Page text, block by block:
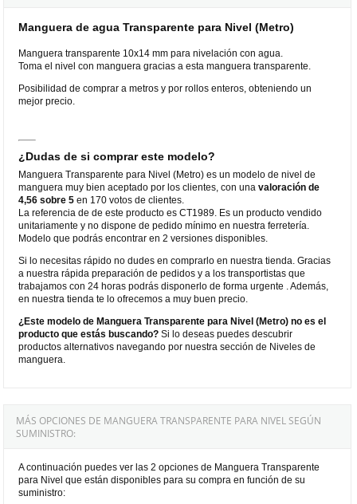
Manguera de agua Transparente para Nivel (Metro)
Manguera transparente 10x14 mm para nivelación con agua.
Toma el nivel con manguera gracias a esta manguera transparente.
Posibilidad de comprar a metros y por rollos enteros, obteniendo un
mejor precio.
¿Dudas de si comprar este modelo?
Manguera Transparente para Nivel (Metro) es un modelo de nivel de
manguera muy bien aceptado por los clientes, con unavaloración de
4,56 sobre 5 en 170 votos de clientes.
La referencia de de este producto es CT1989. Es un producto vendido
unitariamente y no dispone de pedido mínimo en nuestra ferretería.
Modelo que podrás encontrar en 2 versiones disponibles.
Si lo necesitas rápido no dudes en comprarlo en nuestra tienda. Gracias
a nuestra rápida preparación de pedidos y a los transportistas que
trabajamos con 24 horas podrás disponerlo de forma urgente . Además,
en nuestra tienda te lo ofrecemos a muy buen precio.
¿Este modelo de Manguera Transparente para Nivel (Metro) no es el
producto que estás buscando? Si lo deseas puedes descubrir
productos alternativos navegando por nuestra sección de Niveles de
manguera.
MÁS OPCIONES DE MANGUERA TRANSPARENTE PARA NIVEL SEGÚN
SUMINISTRO:
A continuación puedes ver las 2 opciones de Manguera Transparente
para Nivel que están disponibles para su compra en función de su
suministro: